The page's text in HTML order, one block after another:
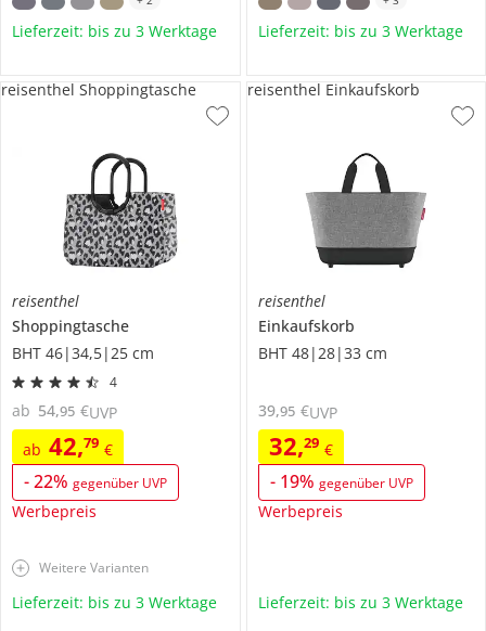
Lieferzeit: bis zu 3 Werktage Lieferzeit: bis zu 3 Werktage
reisenthel
Shoppingtasche
BHT 46|34,5|25 cm
4
ab 42,79 €
-22% gegenüber UVP
Werbepreis
ab 54,95 €UVP
reisenthel Shoppingtasche
Weitere Varianten
Lieferzeit: bis zu 3 Werktage
reisenthel
Einkaufskorb
BHT 48|28|33 cm
32,29 €
- 19% gegenüber UVP
Werbepreis
39,95 €UVP
reisenthel Einkaufskorb
Lieferzeit: bis zu 3 Werktage